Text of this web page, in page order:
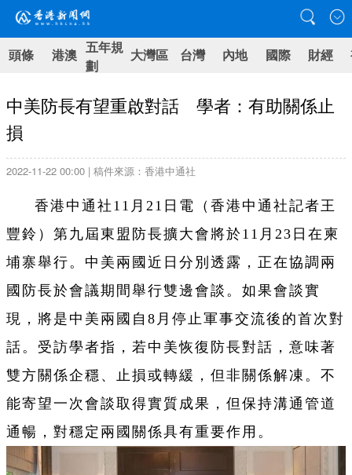
頭條 港澳 五年規
劃
大灣區 台灣 內地 國際 財經
中美防長有望重啟對話 學者：有助關係止
損
2022-11-22 00:00 | 稿件來源：香港中通社
香港中通社11月21日電（香港中通社記者王
豐鈴）第九屆東盟防長擴大會將於11月23日在柬
埔寨舉行。中美兩國近日分別透露，正在協調兩
國防長於會議期間舉行雙邊會談。如果會談實
現，將是中美兩國自8月停止軍事交流後的首次對
話。受訪學者指，若中美恢復防長對話，意味著
雙方關係企穩、止損或轉緩，但非關係解凍。不
能寄望一次會談取得實質成果，但保持溝通管道
通暢，對穩定兩國關係具有重要作用。